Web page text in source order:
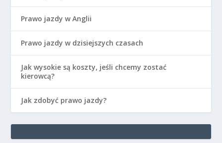
Prawo jazdy w Anglii
Prawo jazdy w dzisiejszych czasach
Jak wysokie są koszty, jeśli chcemy zostać
kierowcą?
Jak zdobyć prawo jazdy?